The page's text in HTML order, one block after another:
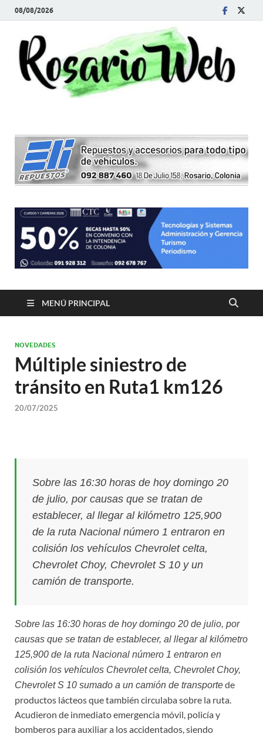
08/08/2026
MENÚ PRINCIPAL
NOVEDADES
Múltiple siniestro de
tránsito en Ruta1 km126
20/07/2025
Sobre las 16:30 horas de hoy domingo 20
de julio, por causas que se tratan de
establecer, al llegar al kilómetro 125,900
de la ruta Nacional número 1 entraron en
colisión los vehículos Chevrolet celta,
Chevrolet Choy, Chevrolet S 10 y un
camión de transporte.
Sobre las 16:30 horas de hoy domingo 20 de julio, por
causas que se tratan de establecer, al llegar al kilómetro
125,900 de la ruta Nacional número 1 entraron en
colisión los vehículos Chevrolet celta, Chevrolet Choy,
Chevrolet S 10 sumado a un camión de transportede
productos lácteos que también circulaba sobre la ruta.
Acudieron de inmediato emergencia móvil, policía y
bomberos para auxiliar a los accidentados, siendo